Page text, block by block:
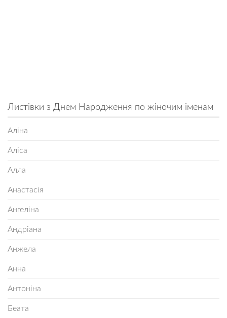
Листівки з Днем Народження по жіночим іменам
Аліна
Аліса
Алла
Анастасія
Ангеліна
Андріана
Анжела
Анна
Антоніна
Беата